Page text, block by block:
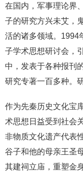
在国内，军事理论界
子的研究方兴未艾，
活的诸多领域。1994
子学术思想研讨会，
中，发表于各种报刊
研究专著一百多种。
作为先秦历史文化宝
术思想日益受到社会
非物质文化遗产代表
谷子和他的母亲王圣
其建祠立庙，重塑金